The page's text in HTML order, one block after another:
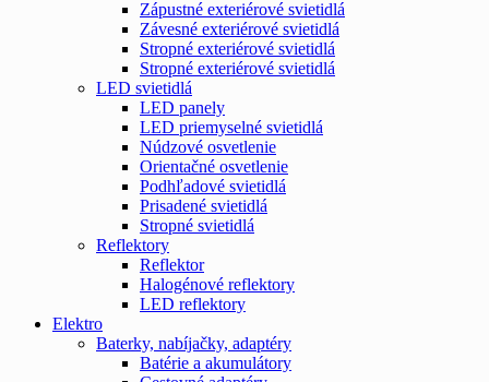
Zápustné exteriérové svietidlá
Závesné exteriérové svietidlá
Stropné exteriérové svietidlá
Stropné exteriérové svietidlá
LED svietidlá
LED panely
LED priemyselné svietidlá
Núdzové osvetlenie
Orientačné osvetlenie
Podhľadové svietidlá
Prisadené svietidlá
Stropné svietidlá
Reflektory
Reflektor
Halogénové reflektory
LED reflektory
Elektro
Baterky, nabíjačky, adaptéry
Batérie a akumulátory